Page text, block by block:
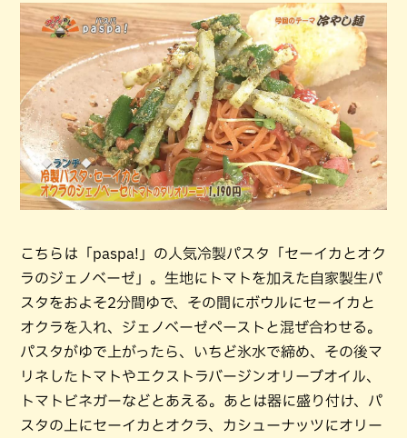
こちらは「paspa!」の人気冷製パスタ「セーイカとオク
ラのジェノベーゼ」。生地にトマトを加えた自家製生パ
スタをおよそ2分間ゆで、その間にボウルにセーイカと
オクラを入れ、ジェノベーゼペーストと混ぜ合わせる。
パスタがゆで上がったら、いちど氷水で締め、その後マ
リネしたトマトやエクストラバージンオリーブオイル、
トマトビネガーなどとあえる。あとは器に盛り付け、パ
スタの上にセーイカとオクラ、カシューナッツにオリー